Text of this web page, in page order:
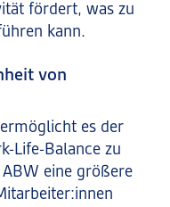
fördert, was zu
kann.
von
es der
Life-Balance zu
eine größere